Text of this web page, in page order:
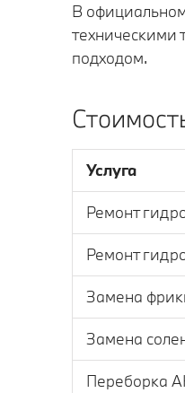
В
техническими
подходом.
Услуга
Ремонт
Ремонт
Замена
Замена
Переборка